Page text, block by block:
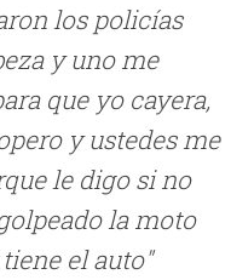
los policías
y uno me
que yo cayera,
y ustedes me
le digo si no
la moto
el auto"